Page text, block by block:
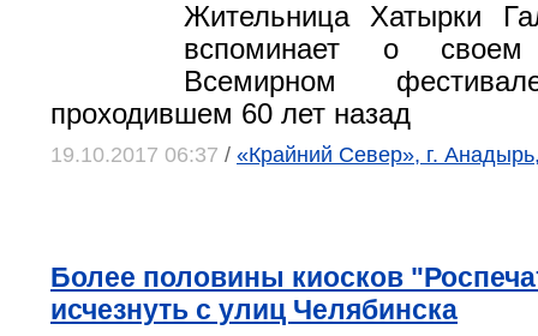
Жительница Хатырки
вспоминает о
Всемирном
проходившем 60 лет назад
19.10.2017 06:37 / «Крайний Север», г.
Более половины киосков
исчезнуть с улиц Челябинска